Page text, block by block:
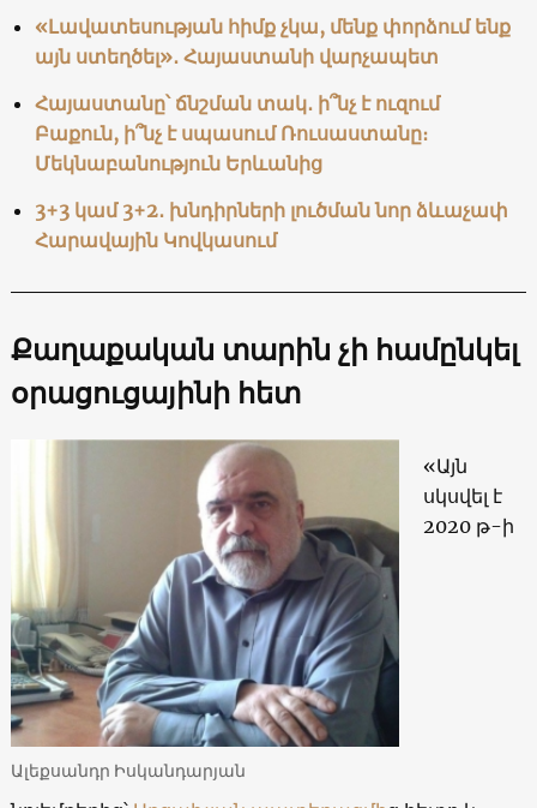
«Լավատեսության հիմք չկա, մենք փորձում ենք
այն ստեղծել»․ Հայաստանի վարչապետ
Հայաստանը՝ ճնշման տակ․ ի՞նչ է ուզում
Բաքուն, ի՞նչ է սպասում Ռուսաստանը։
Մեկնաբանություն Երևանից
3+3 կամ 3+2․ խնդիրների լուծման նոր ձևաչափ
Հարավային Կովկասում
Քաղաքական տարին չի համընկել
օրացուցայինի հետ
Ալեքսանդր Իսկանդարյան
«Այն
սկսվել է
2020 թ-ի